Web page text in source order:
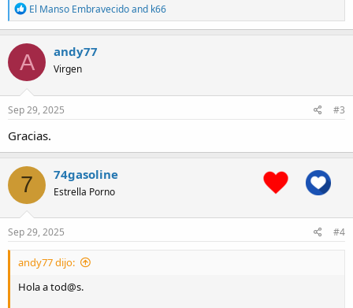
R
e
a
c
t
o
n
s
El Manso Embravecidoand k66
A andy77
Virgen
Sep 29, 2025 #3
Gracias.
7 74gasoline
Estrella Porno
Sep 29, 2025 #4
andy77 dijo:
Hola a tod@s.